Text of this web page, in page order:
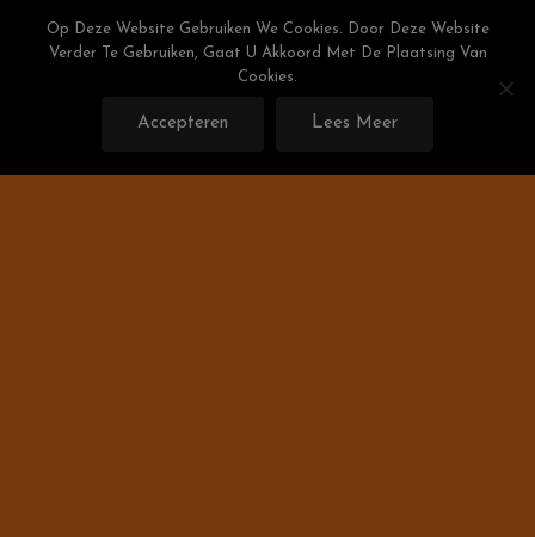
Weight Watchers Puntenlijst
Gratis De Weight Watchers Punten Berekenen!
Op Deze Website Gebruiken We Cookies. Door Deze Website
Verder Te Gebruiken, Gaat U Akkoord Met De Plaatsing Van
Cookies.
Accepteren Lees Meer